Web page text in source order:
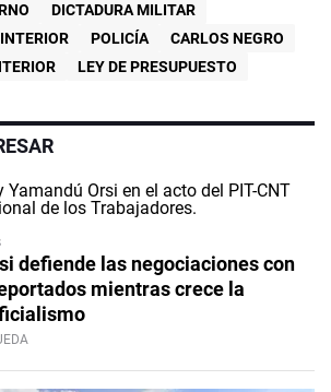
DICTADURA MILITAR
POLICÍA
CARLOS NEGRO
LEY DE PRESUPUESTO
defiende las negociaciones con
mientras crece la